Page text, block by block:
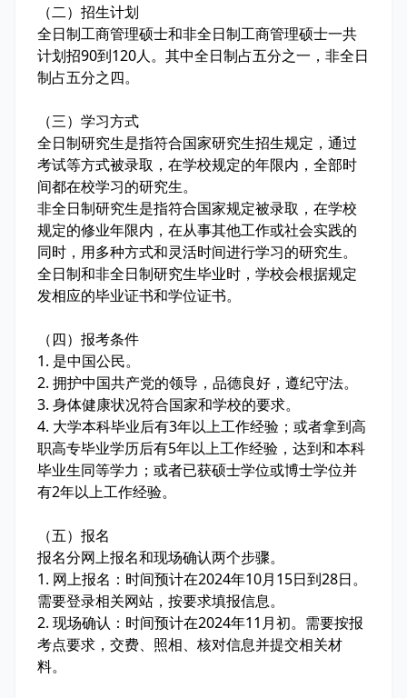
（二）招生计划
全日制工商管理硕士和非全日制工商管理硕士一共
计划招90到120人。其中全日制占五分之一，非全日
制占五分之四。
（三）学习方式
全日制研究生是指符合国家研究生招生规定，通过
考试等方式被录取，在学校规定的年限内，全部时
间都在校学习的研究生。
非全日制研究生是指符合国家规定被录取，在学校
规定的修业年限内，在从事其他工作或社会实践的
同时，用多种方式和灵活时间进行学习的研究生。
全日制和非全日制研究生毕业时，学校会根据规定
发相应的毕业证书和学位证书。
（四）报考条件
1. 是中国公民。
2. 拥护中国共产党的领导，品德良好，遵纪守法。
3. 身体健康状况符合国家和学校的要求。
4. 大学本科毕业后有3年以上工作经验；或者拿到高
职高专毕业学历后有5年以上工作经验，达到和本科
毕业生同等学力；或者已获硕士学位或博士学位并
有2年以上工作经验。
（五）报名
报名分网上报名和现场确认两个步骤。
1. 网上报名：时间预计在2024年10月15日到28日。
需要登录相关网站，按要求填报信息。
2. 现场确认：时间预计在2024年11月初。需要按报
考点要求，交费、照相、核对信息并提交相关材
料。